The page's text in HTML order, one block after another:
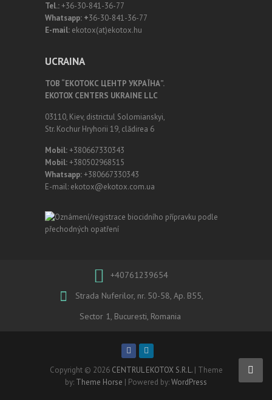
Tel.:+36-30-841-36-77
Whatsapp: +36-30-841-36-77
E-mail: ekotox(at)ekotox.hu
UCRAINA
ТОВ “ЕКОТОКС ЦЕНТР УКРАЇНА”.
EKOTOX CENTERS UKRAINE LLC
03110, Kiev, districtul Solomianskyi,
Str. Kochur Hryhorii 19, clădirea 6
Mobil:+380667330343
Mobil:+380502968515
Whatsapp:+380667330343
E-mail: ekotox@ekotox.com.ua
+40761239654
Strada Nuferilor, nr. 50-58, Ap. B55,
Sector 1, Bucuresti, Romania
Copyright © 2026 CENTRUL EKOTOX S.R.L.| Theme
by: Theme Horse | Powered by:WordPress